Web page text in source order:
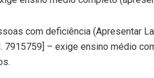
com deficiência (Apresentar
7915759] – exige ensino médio